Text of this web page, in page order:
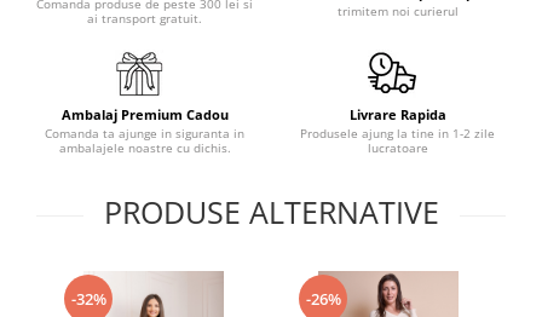
Comanda produse de peste 300 lei si
ai transport gratuit.
trimitem noi curierul
Ambalaj Premium Cadou
Comanda ta ajunge in siguranta in
ambalajele noastre cu dichis.
Livrare Rapida
Produsele ajung la tine in 1-2 zile
lucratoare
PRODUSE ALTERNATIVE
-32% -26%